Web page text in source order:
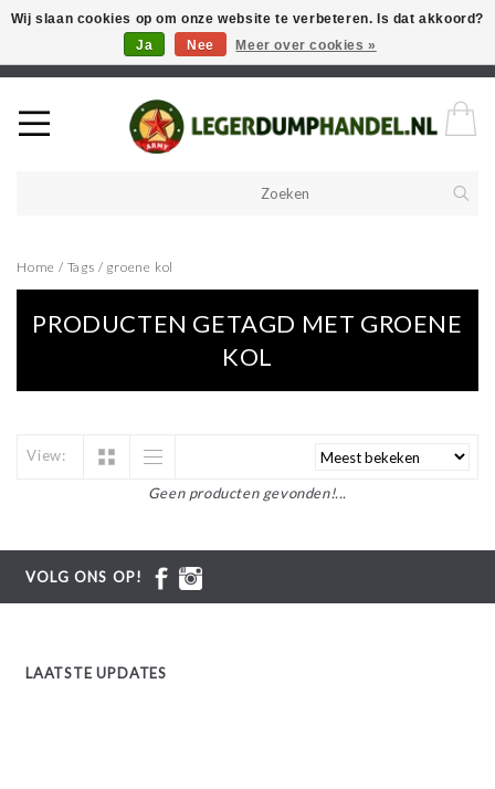
Welkom in onze webshop! Als u een product zoekt en deze niet kan
vinden in de webwinkel, neem vooral contact op!
Home / Tags / groene kol
PRODUCTEN GETAGD MET GROENE
KOL
View:
Geen producten gevonden!...
VOLG ONS OP!
LAATSTE UPDATES
Wij slaan cookies op om onze website te verbeteren. Is dat akkoord?
Ja
Nee Meer over cookies »